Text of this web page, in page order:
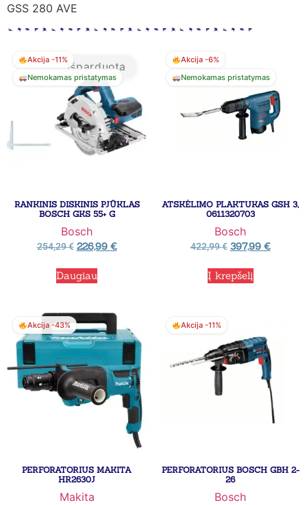
GSS 280 AVE
Akcija -11%
Nemokamas pristatymas
Išparduota
RANKINIS DISKINIS PJŪKLAS
BOSCH GKS 55+ G
Bosch
254,29€ 226,99 €
Daugiau
Akcija -6%
Nemokamas pristatymas
ATSKĖLIMO PLAKTUKAS GSH 3,
0611320703
Bosch
422,99€ 397,99 €
Į krepšelį
Akcija -43%
PERFORATORIUS MAKITA
HR2630J
Makita
Akcija -11%
PERFORATORIUS BOSCH GBH 2-
26
Bosch